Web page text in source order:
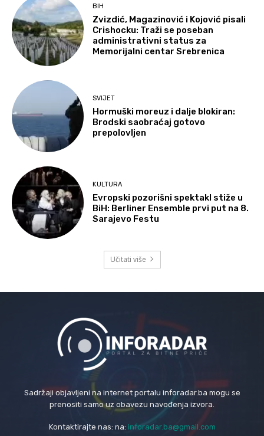
BIH
Zvizdić, Magazinović i Kojović pisali
Crishocku: Traži se poseban
administrativni status za
Memorijalni centar Srebrenica
SVIJET
Hormuški moreuz i dalje blokiran:
Brodski saobraćaj gotovo
prepolovljen
KULTURA
Evropski pozorišni spektakl stiže u
BiH: Berliner Ensemble prvi put na 8.
Sarajevo Festu
Učitati više
Sadržaji objavljeni na internet portalu inforadar.ba mogu se
prenositi samo uz obavezu navođenja izvora.
Kontaktirajte nas: na: inforadar.ba@gmail.com